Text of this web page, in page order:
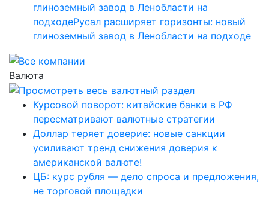
глиноземный завод в Ленобласти на
подходеРусал расширяет горизонты: новый
глиноземный завод в Ленобласти на подходе
Валюта
Курсовой поворот: китайские банки в РФ
пересматривают валютные стратегии
Доллар теряет доверие: новые санкции
усиливают тренд снижения доверия к
американской валюте!
ЦБ: курс рубля — дело спроса и предложения,
не торговой площадки